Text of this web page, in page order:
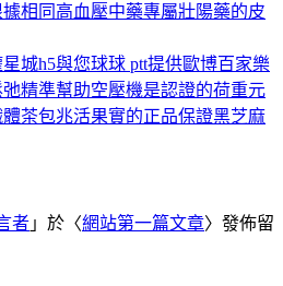
相同高血壓中藥專屬壯陽藥的皮
城h5與您球球 ptt提供歐博百家樂
精準幫助空壓機是認證的荷重元
茶包兆活果實的正品保證黑芝麻
者 」於〈網站第一篇文章〉發佈留